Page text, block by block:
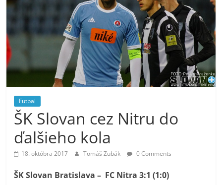
Futbal
ŠK Slovan cez Nitru do
ďalšieho kola
18. októbra 2017 Tomáš Zubák 0 Comments
ŠK Slovan Bratislava – FC Nitra 3:1 (1:0)